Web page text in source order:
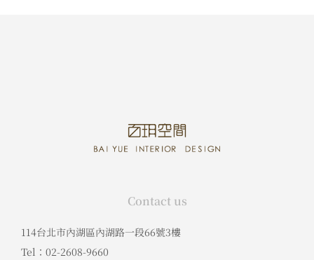
Contact us
114台北市內湖區內湖路一段66號3樓
Tel：02-2608-9660